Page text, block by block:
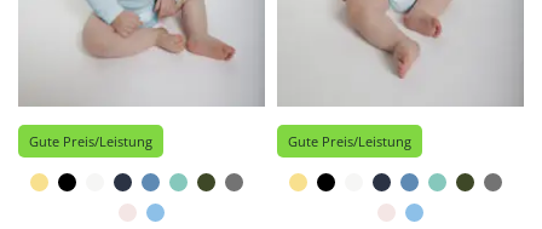
Gute Preis/Leistung Gute Preis/Leistung